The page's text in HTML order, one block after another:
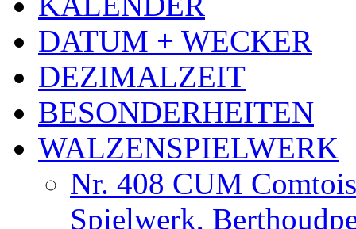
DATUM + WECKER
DEZIMALZEIT
BESONDERHEITEN
WALZENSPIELWERK
Nr. 408 CUM
Spielwerk,